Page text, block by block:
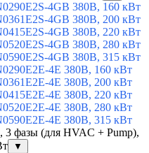
4GB 380В, 160 кВт
4GB 380В, 200 кВт
4GB 380В, 220 кВт
4GB 380В, 280 кВт
4GB 380В, 315 кВт
4E 380В, 160 кВт
4E 380В, 200 кВт
4E 380В, 220 кВт
4E 380В, 280 кВт
4E 380В, 315 кВт
3 фазы (для HVAC + Pump),
▼